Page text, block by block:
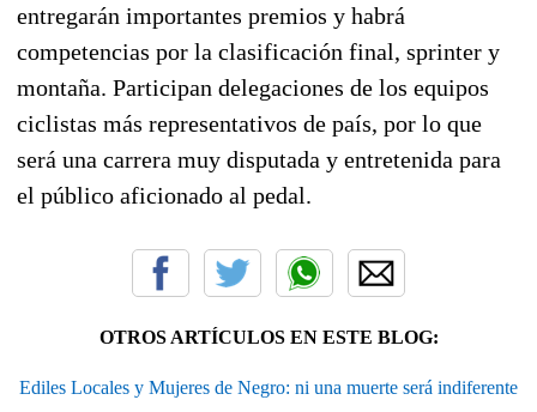
entregarán importantes premios y habrá
competencias por la clasificación final, sprinter y
montaña. Participan delegaciones de los equipos
ciclistas más representativos de país, por lo que
será una carrera muy disputada y entretenida para
el público aficionado al pedal.
OTROS ARTÍCULOS EN ESTE BLOG:
Ediles Locales y Mujeres de Negro: ni una muerte será indiferente